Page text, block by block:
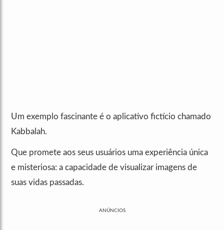
Um exemplo fascinante é o aplicativo fictício chamado
Kabbalah.
Que promete aos seus usuários uma experiência única
e misteriosa: a capacidade de visualizar imagens de
suas vidas passadas.
ANÚNCIOS